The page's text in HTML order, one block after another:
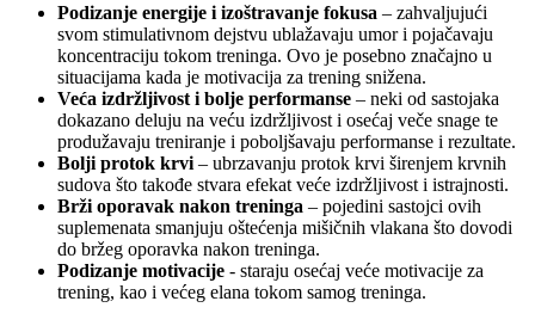
Podizanje energije i izoštravanje fokusa – zahvaljujući
svom stimulativnom dejstvu ublažavaju umor i pojačavaju
koncentraciju tokom treninga. Ovo je posebno značajno u
situacijama kada je motivacija za trening snižena.
Veća izdržljivost i bolje performanse – neki od sastojaka
dokazano deluju na veću izdržljivost i osećaj veče snage te
produžavaju treniranje i poboljšavaju performanse i rezultate.
Bolji protok krvi – ubrzavanju protok krvi širenjem krvnih
sudova što takođe stvara efekat veće izdržljivost i istrajnosti.
Brži oporavak nakon treninga – pojedini sastojci ovih
suplemenata smanjuju oštećenja mišičnih vlakana što dovodi
do bržeg oporavka nakon treninga.
Podizanje motivacije - staraju osećaj veće motivacije za
trening, kao i većeg elana tokom samog treninga.